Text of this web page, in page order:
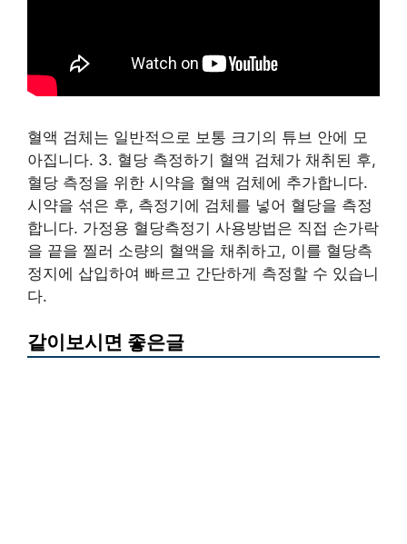
혈액 검체는 일반적으로 보통 크기의 튜브 안에 모
아집니다. 3. 혈당 측정하기 혈액 검체가 채취된 후,
혈당 측정을 위한 시약을 혈액 검체에 추가합니다.
시약을 섞은 후, 측정기에 검체를 넣어 혈당을 측정
합니다. 가정용 혈당측정기 사용방법은 직접 손가락
을 끝을 찔러 소량의 혈액을 채취하고, 이를 혈당측
정지에 삽입하여 빠르고 간단하게 측정할 수 있습니
다.
같이보시면 좋은글